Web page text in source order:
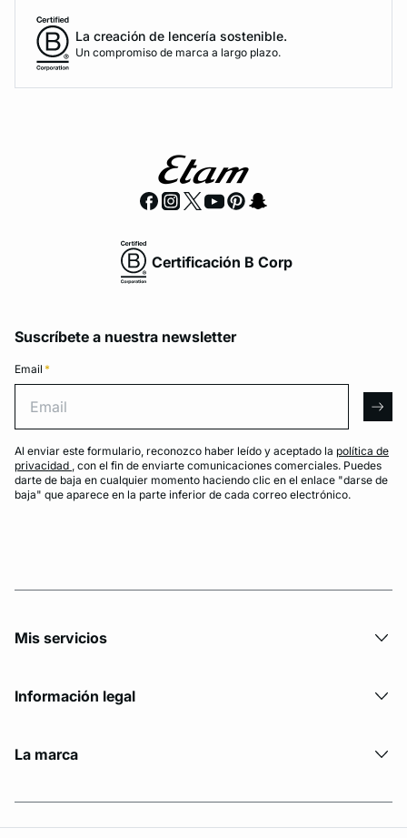
La creación de lencería sostenible.
Un compromiso de marca a largo plazo.
Certificación B Corp
Suscríbete a nuestra newsletter
Email *
Al enviar este formulario, reconozco haber leído y aceptado la política de
privacidad , con el fin de enviarte comunicaciones comerciales. Puedes
darte de baja en cualquier momento haciendo clic en el enlace "darse de
baja" que aparece en la parte inferior de cada correo electrónico.
Mis servicios
Información legal
La marca